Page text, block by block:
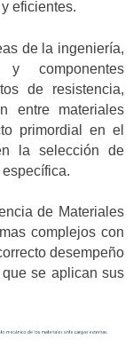
eficientes.
de la ingeniería,
componentes
de resistencia,
entre materiales
primordial en el
la selección de
de Materiales
complejos con
desempeño
se aplican sus